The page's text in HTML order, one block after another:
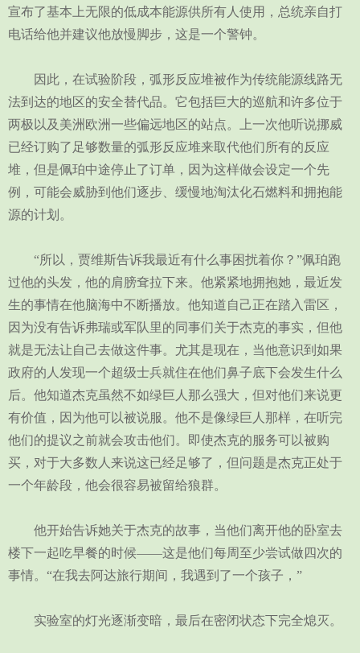
宣布了基本上无限的低成本能源供所有人使用，总统亲自打
电话给他并建议他放慢脚步，这是一个警钟。
因此，在试验阶段，弧形反应堆被作为传统能源线路无
法到达的地区的安全替代品。它包括巨大的巡航和许多位于
两极以及美洲欧洲一些偏远地区的站点。上一次他听说挪威
已经订购了足够数量的弧形反应堆来取代他们所有的反应
堆，但是佩珀中途停止了订单，因为这样做会设定一个先
例，可能会威胁到他们逐步、缓慢地淘汰化石燃料和拥抱能
源的计划。
“所以，贾维斯告诉我最近有什么事困扰着你？”佩珀跑
过他的头发，他的肩膀耷拉下来。他紧紧地拥抱她，最近发
生的事情在他脑海中不断播放。他知道自己正在踏入雷区，
因为没有告诉弗瑞或军队里的同事们关于杰克的事实，但他
就是无法让自己去做这件事。尤其是现在，当他意识到如果
政府的人发现一个超级士兵就住在他们鼻子底下会发生什么
后。他知道杰克虽然不如绿巨人那么强大，但对他们来说更
有价值，因为他可以被说服。他不是像绿巨人那样，在听完
他们的提议之前就会攻击他们。即使杰克的服务可以被购
买，对于大多数人来说这已经足够了，但问题是杰克正处于
一个年龄段，他会很容易被留给狼群。
他开始告诉她关于杰克的故事，当他们离开他的卧室去
楼下一起吃早餐的时候——这是他们每周至少尝试做四次的
事情。“在我去阿达旅行期间，我遇到了一个孩子，”
实验室的灯光逐渐变暗，最后在密闭状态下完全熄灭。